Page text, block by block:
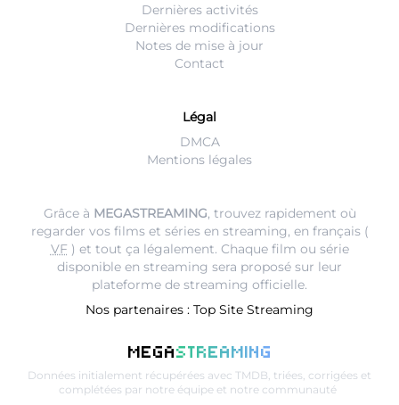
Dernières activités
Dernières modifications
Notes de mise à jour
Contact
Légal
DMCA
Mentions légales
Grâce à MEGASTREAMING, trouvez rapidement où
regarder vos films et séries en streaming, en français (
VF) et tout ça légalement. Chaque film ou série
disponible en streaming sera proposé sur leur
plateforme de streaming officielle.
Nos partenaires : Top Site Streaming
MEGASTREAMING
Données initialement récupérées avec TMDB , triées, corrigées et
complétées par notre équipe et notre communauté